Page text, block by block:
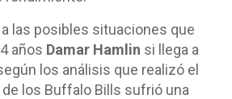
las posibles situaciones que
años Damar Hamlin si llega a
los análisis que realizó el
los Buffalo Bills sufrió una